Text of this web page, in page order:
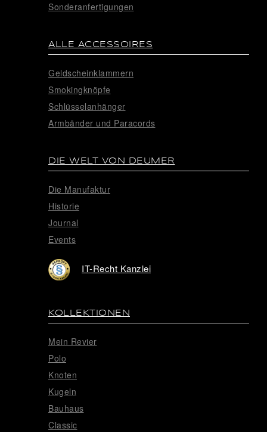
Sonderanfertigungen
ALLE ACCESSOIRES
Geldscheinklammern
Smokingknöpfe
Schlüsselanhänger
Armbänder und Paracords
DIE WELT VON DEUMER
Die Manufaktur
Historie
Journal
Events
IT-Recht Kanzlei
KOLLEKTIONEN
Mein Revier
Polo
Knoten
Kugeln
Bauhaus
Classic